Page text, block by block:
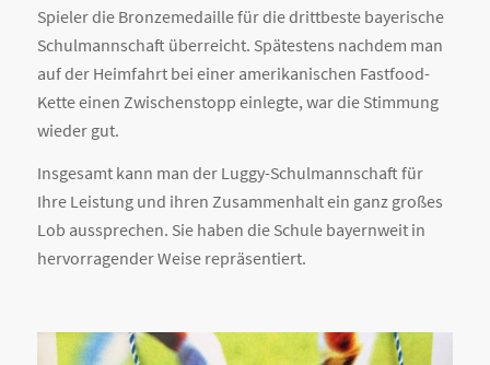
Spieler die Bronzemedaille für die drittbeste bayerische
Schulmannschaft überreicht. Spätestens nachdem man
auf der Heimfahrt bei einer amerikanischen Fastfood-
Kette einen Zwischenstopp einlegte, war die Stimmung
wieder gut.
Insgesamt kann man der Luggy-Schulmannschaft für
Ihre Leistung und ihren Zusammenhalt ein ganz großes
Lob aussprechen. Sie haben die Schule bayernweit in
hervorragender Weise repräsentiert.